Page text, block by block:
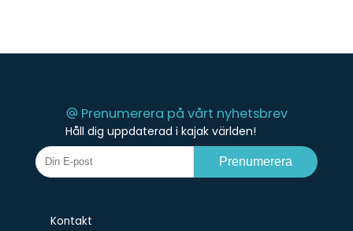
Prenumerera på vårt nyhetsbrev
Håll dig uppdaterad i kajak världen!
Prenumerera
Kontakt